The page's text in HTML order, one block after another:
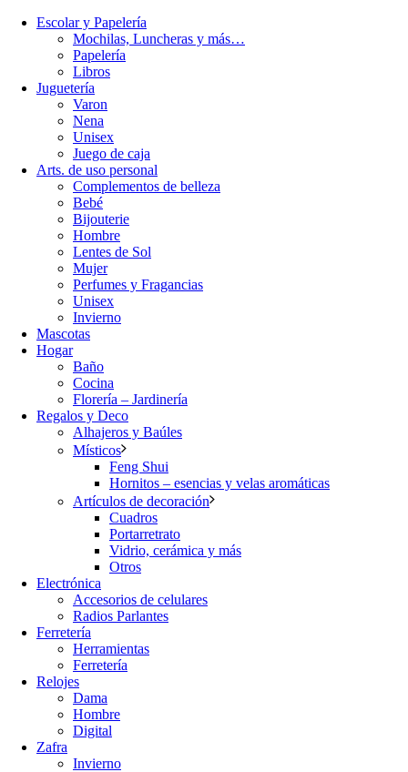
Escolar y Papelería
Mochilas, Luncheras y más…
Papelería
Libros
Juguetería
Varon
Nena
Unisex
Juego de caja
Arts. de uso personal
Complementos de belleza
Bebé
Bijouterie
Hombre
Lentes de Sol
Mujer
Perfumes y Fragancias
Unisex
Invierno
Mascotas
Hogar
Baño
Cocina
Florería – Jardinería
Regalos y Deco
Alhajeros y Baúles
Místicos
Feng Shui
Hornitos – esencias y velas aromáticas
Artículos de decoración
Cuadros
Portarretrato
Vidrio, cerámica y más
Otros
Electrónica
Accesorios de celulares
Radios Parlantes
Ferretería
Herramientas
Ferretería
Relojes
Dama
Hombre
Digital
Zafra
Invierno